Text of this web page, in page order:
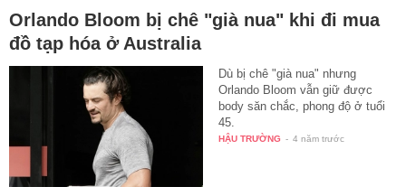
Orlando Bloom bị chê "già nua" khi đi mua
đồ tạp hóa ở Australia
Dù bị chê "già nua" nhưng
Orlando Bloom vẫn giữ được
body săn chắc, phong độ ở tuổi
45.
HẬU TRƯỜNG - 4 năm trước